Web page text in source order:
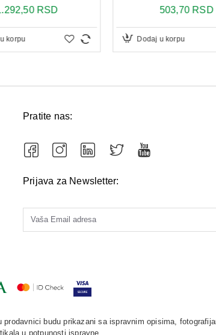
Dodaj u korpu Dodaj u
Pratite nas:
Prijava za Newsletter:
budu prikazani sa ispravnim opisima,
u potpunosti ispravne.